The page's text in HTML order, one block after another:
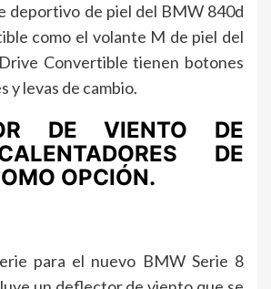
deportivo de piel del BMW 840d
como el volante M de piel del
Convertible tienen botones
y levas de cambio.
DE VIENTO DE
DE
OPCIÓN.
para el nuevo BMW Serie 8